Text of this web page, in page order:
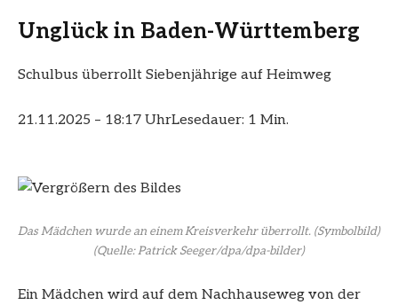
Unglück in Baden-Württemberg
Schulbus überrollt Siebenjährige auf Heimweg
21.11.2025 – 18:17 UhrLesedauer: 1 Min.
Das Mädchen wurde an einem Kreisverkehr überrollt. (Symbolbild)
(Quelle: Patrick Seeger/dpa/dpa-bilder)
Ein Mädchen wird auf dem Nachhauseweg von der